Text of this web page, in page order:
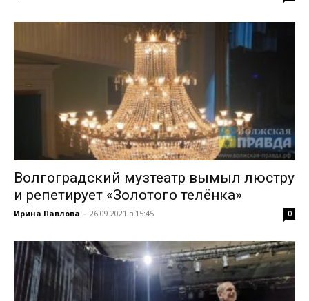
Волгоградский музтеатр вымыл люстру
и репетирует «Золотого телёнка»
Ирина Павлова - 26.09.2021 в 15:45 0